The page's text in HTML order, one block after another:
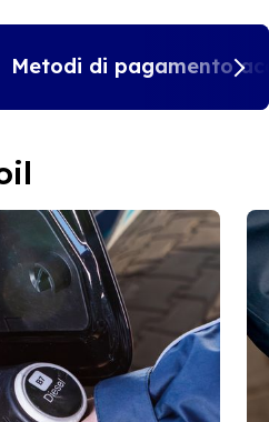
Metodi di pagamento